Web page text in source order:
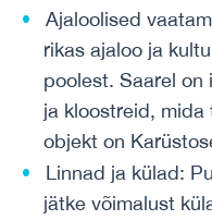
Ajaloolised
rikas ajaloo ja
poolest. Saarel
ja kloostreid,
objekt on
Linnad ja külad:
jätke võimalust